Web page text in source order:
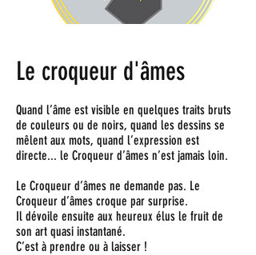
Le croqueur d'âmes
Quand l’âme est visible en quelques traits bruts
de couleurs ou de noirs, quand les dessins se
mêlent aux mots, quand l’expression est
directe... le Croqueur d’âmes n’est jamais loin.
Le Croqueur d’âmes ne demande pas. Le
Croqueur d’âmes croque par surprise.
Il dévoile ensuite aux heureux élus le fruit de
son art quasi instantané.
C’est à prendre ou à laisser !